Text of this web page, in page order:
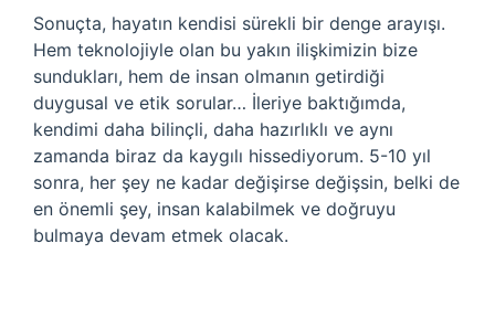
Sonuçta, hayatın kendisi sürekli bir denge arayışı.
Hem teknolojiyle olan bu yakın ilişkimizin bize
sundukları, hem de insan olmanın getirdiği
duygusal ve etik sorular… İleriye baktığımda,
kendimi daha bilinçli, daha hazırlıklı ve aynı
zamanda biraz da kaygılı hissediyorum. 5-10 yıl
sonra, her şey ne kadar değişirse değişsin, belki de
en önemli şey, insan kalabilmek ve doğruyu
bulmaya devam etmek olacak.